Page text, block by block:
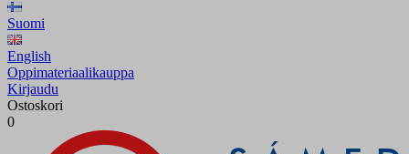
Suomi
English
Oppimateriaalikauppa
Kirjaudu
Ostoskori
0